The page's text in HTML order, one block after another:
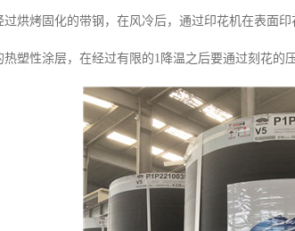
过烘烤固化的带钢，在风冷后，通过印花机在表面
塑性涂层，在经过有限的1降温之后要通过刻花的